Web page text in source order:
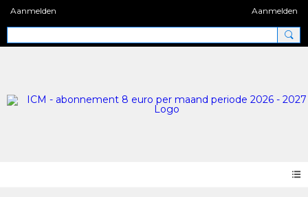
Aanmelden Aanmelden